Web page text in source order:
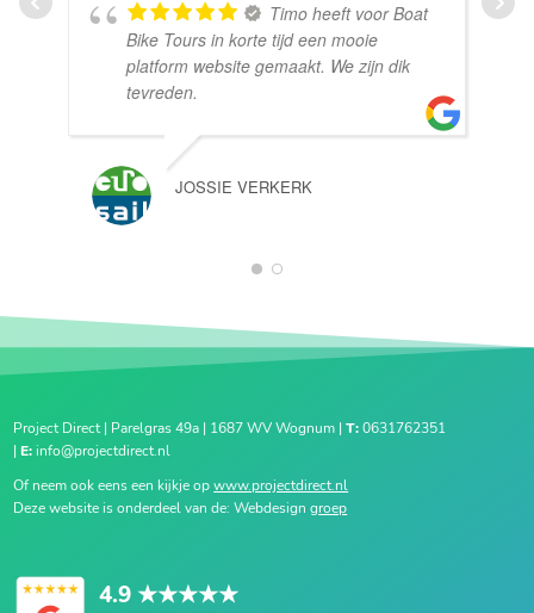
Timo heeft voor Boat
Bike Tours in korte tijd een mooie
platform website gemaakt. We zijn dik
tevreden.
JOSSIE VERKERK
1 2
Project Direct | Parelgras 49a | 1687 WV Wognum |T:0631762351
| E: info@projectdirect.nl
Of neem ook eens een kijkje opwww.projectdirect.nl
Deze website is onderdeel van de: Webdesigngroep
4.9 ★★★★★